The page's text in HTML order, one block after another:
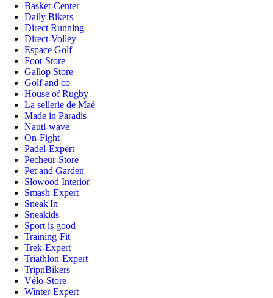
Basket-Center
Daily Bikers
Direct Running
Direct-Volley
Espace Golf
Foot-Store
Gallop Store
Golf and co
House of Rugby
La sellerie de Maé
Made in Paradis
Nauti-wave
On-Fight
Padel-Expert
Pecheur-Store
Pet and Garden
Slowood Interior
Smash-Expert
Sneak'In
Sneakids
Sport is good
Training-Fit
Trek-Expert
Triathlon-Expert
TripnBikers
Vélo-Store
Winter-Expert